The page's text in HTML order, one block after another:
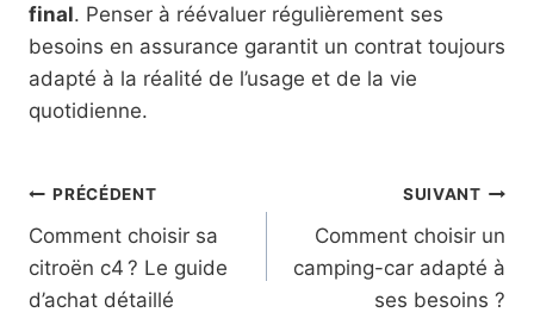
final. Penser à réévaluer régulièrement ses
besoins en assurance garantit un contrat toujours
adapté à la réalité de l’usage et de la vie
quotidienne.
Navigation
de
l’article
PRÉCÉDENT
Comment choisir sa
citroën c4 ? Le guide
d’achat détaillé
SUIVANT
Comment choisir un
camping-car adapté à
ses besoins ?